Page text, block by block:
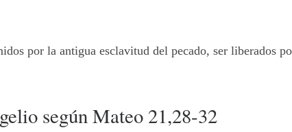
por la antigua esclavitud del pecado, ser liberados
según Mateo 21,28-32